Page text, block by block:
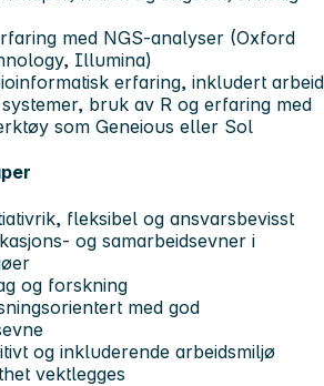
med NGS-analyser (Oxford
Illumina)
erfaring, inkludert arbeid
bruk av R og erfaring med
som Geneious eller Sol
fleksibel og ansvarsbevisst
og samarbeidsevner i
og forskning
med god
og inkluderende arbeidsmiljø
vektlegges